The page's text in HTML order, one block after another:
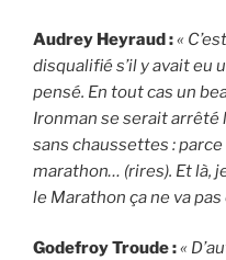
Audrey Heyraud :«
disqualifié s’il y avait eu
pensé. En tout cas un
Ironman se serait arrêté
sans chaussettes :
marathon… (rires). Et là,
le Marathon ça ne va
Godefroy Troude :«